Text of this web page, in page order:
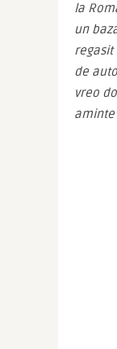
la
un
regasit
de
vreo
aminte